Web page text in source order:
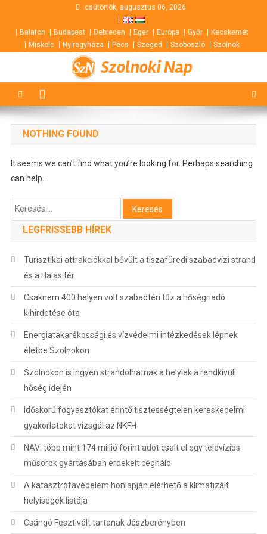
content
csütörtök, augusztus 06, 2026
Balaton Budapest Debrecen Eger Európa Győr
Kecskemét
Miskolc
Nyíregyháza Pécs Szeged Szoboszló Szolnok
Szolnoki Nap
NOTHING FOUND
It seems we can’t find what you’re looking for. Perhaps searching
can help.
Keresés:
LEGFRISSEBB HÍREK
Turisztikai attrakciókkal bővült a tiszafüredi szabadvízi strand
és a Halas tér
Csaknem 400 helyen volt szabadtéri tűz a hőségriadó
kihirdetése óta
Energiatakarékossági és vízvédelmi intézkedések lépnek
életbe Szolnokon
Szolnokon is ingyen strandolhatnak a helyiek a rendkívüli
hőség idején
Időskorú fogyasztókat érintő tisztességtelen kereskedelmi
gyakorlatokat vizsgál az NKFH
NAV: több mint 174 millió forint adót csalt el egy televíziós
műsorok gyártásában érdekelt cégháló
A katasztrófavédelem honlapján elérhető a klimatizált
helyiségek listája
Csángó Fesztivált tartanak Jászberényben